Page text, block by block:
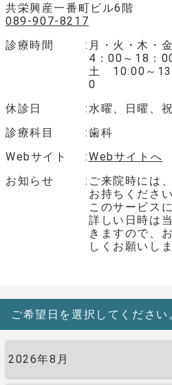
共栄興産一番町ビル6階
089-907-8217
診療時間
月・火・木・
4：00～18：
土 10:00～
0
休診日
水曜、日曜、
診療科目
歯科
Webサイト
Webサイトへ
お知らせ
ご来院時には
お持ちください
このサービス
詳しい日時は
きますので、
しくお願いしま
ご希望日を選択してください